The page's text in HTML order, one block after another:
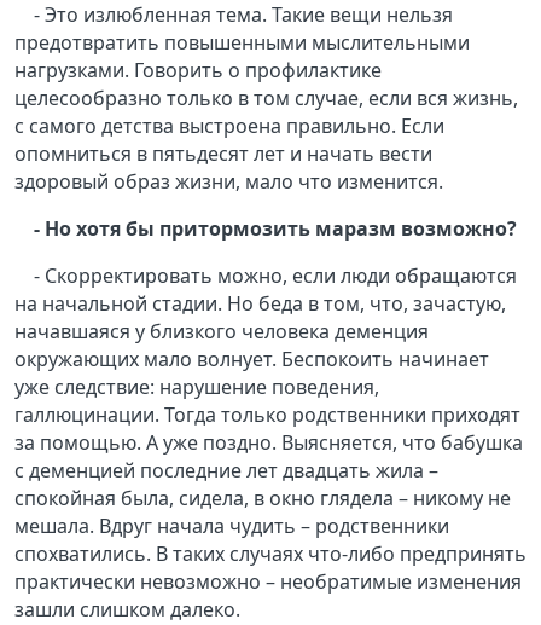
- Это излюбленная тема. Такие вещи нельзя
предотвратить повышенными мыслительными
нагрузками. Говорить о профилактике
целесообразно только в том случае, если вся жизнь,
с самого детства выстроена правильно. Если
опомниться в пятьдесят лет и начать вести
здоровый образ жизни, мало что изменится.
- Но хотя бы притормозить маразм возможно?
- Скорректировать можно, если люди обращаются
на начальной стадии. Но беда в том, что, зачастую,
начавшаяся у близкого человека деменция
окружающих мало волнует. Беспокоить начинает
уже следствие: нарушение поведения,
галлюцинации. Тогда только родственники приходят
за помощью. А уже поздно. Выясняется, что бабушка
с деменцией последние лет двадцать жила –
спокойная была, сидела, в окно глядела – никому не
мешала. Вдруг начала чудить – родственники
спохватились. В таких случаях что-либо предпринять
практически невозможно – необратимые изменения
зашли слишком далеко.